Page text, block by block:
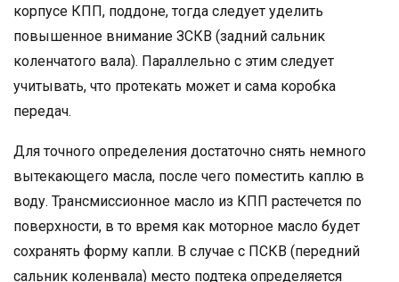
корпусе КПП, поддоне, тогда следует уделить
повышенное внимание ЗСКВ (задний сальник
коленчатого вала). Параллельно с этим следует
учитывать, что протекать может и сама коробка
передач.
Для точного определения достаточно снять немного
вытекающего масла, после чего поместить каплю в
воду. Трансмиссионное масло из КПП растечется по
поверхности, в то время как моторное масло будет
сохранять форму капли. В случае с ПСКВ (передний
сальник коленвала) место подтека определяется